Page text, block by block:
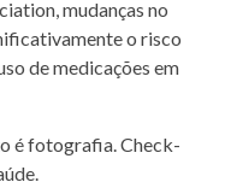
mudanças no
o risco
de medicações em
é fotografia. Check-